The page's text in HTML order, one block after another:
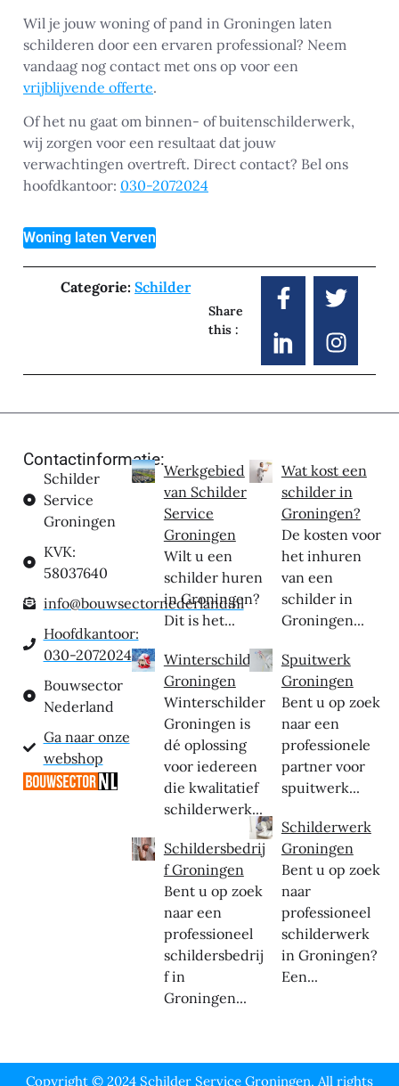
Wil je jouw woning of pand in Groningen laten
schilderen door een ervaren professional? Neem
vandaag nog contact met ons op voor een
vrijblijvende offerte.
Of het nu gaat om binnen- of buitenschilderwerk,
wij zorgen voor een resultaat dat jouw
verwachtingen overtreft. Direct contact? Bel ons
hoofdkantoor: 030-2072024
Woning laten Verven
Categorie: Schilder
Share
this :
Contactinformatie:
Schilder
Service
Groningen
KVK:
58037640
info@bouwsectornederland.nl
Hoofdkantoor:
030-2072024
Bouwsector
Nederland
Ga naar onze
webshop
Werkgebied
van Schilder
Service
Groningen
Wilt u een
schilder huren
in Groningen?
Dit is het...
Winterschilder
Groningen
Winterschilder
Groningen is
dé oplossing
voor iedereen
die kwalitatief
schilderwerk...
Schildersbedrij
f Groningen
Bent u op zoek
naar een
professioneel
schildersbedrij
f in
Groningen...
Wat kost een
schilder in
Groningen?
De kosten voor
het inhuren
van een
schilder in
Groningen...
Spuitwerk
Groningen
Bent u op zoek
naar een
professionele
partner voor
spuitwerk...
Schilderwerk
Groningen
Bent u op zoek
naar
professioneel
schilderwerk
in Groningen?
Een...
Copyright © 2024 Schilder Service Groningen, All rights